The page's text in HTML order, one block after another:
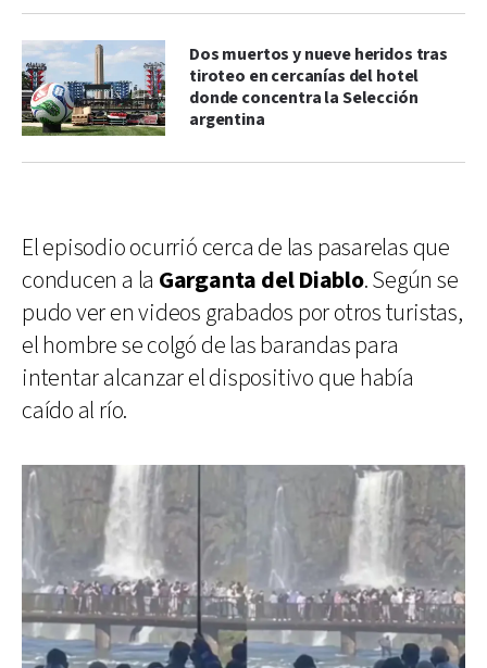
Dos muertos y nueve heridos tras
tiroteo en cercanías del hotel
donde concentra la Selección
argentina
El episodio ocurrió cerca de las pasarelas que
conducen a la Garganta del Diablo. Según se
pudo ver en videos grabados por otros turistas,
el hombre se colgó de las barandas para
intentar alcanzar el dispositivo que había
caído al río.